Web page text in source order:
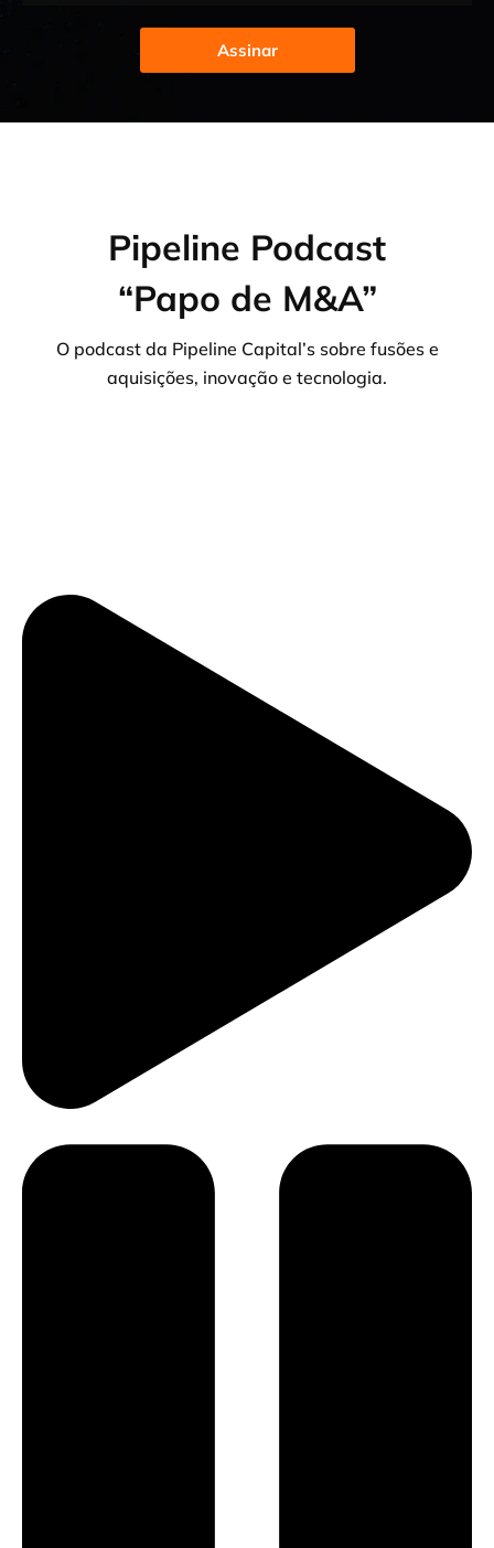
Assinar
Pipeline Podcast
“Papo de M&A”
O podcast da Pipeline Capital’s sobre fusões e
aquisições, inovação e tecnologia.